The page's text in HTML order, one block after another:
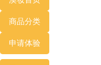
商品分类
申请体验